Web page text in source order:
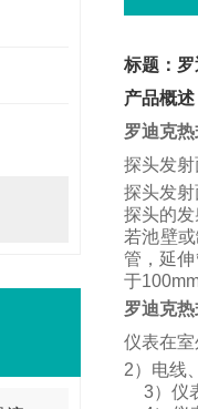
标题：
产品概述
罗迪克
探头发
探头发
探头的
若池壁
管，延
于
罗迪克
仪表在
2）电线
3）仪